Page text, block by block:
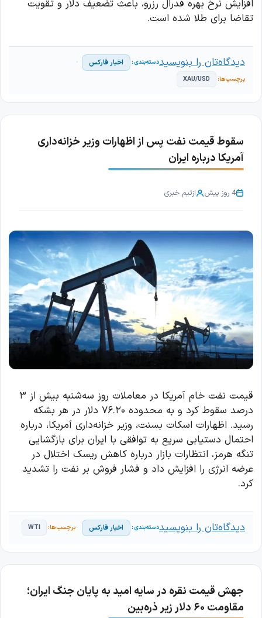
افزایش نرخ بهره فدرال رزرو، باعث تضعیف دلار و تقویت
تقاضا برای طلا شده است.
اخبار فارکس
XAU/USD
دیدگاه‌تان را بنویسید
سقوط قیمت نفت پس از اظهارات وزیر خزانه‌داری
آمریکا درباره ایران
4 روز پیش ازتیم خبری
قیمت نفت خام آمریکا در معاملات روز سه‌شنبه بیش از ۳
درصد سقوط کرد و به محدوده ۷۶.۲۰ دلار در هر بشکه
رسید. اظهارات اسکات بسنت، وزیر خزانه‌داری آمریکا، درباره
احتمال دستیابی سریع به توافقی با ایران برای بازگشایی
تنگه هرمز، انتظارات بازار درباره کاهش ریسک اختلال در
عرضه انرژی را افزایش داد و فشار فروش بر نفت را تشدید
کرد.
اخبار فارکس WTI دیدگاه‌تان را بنویسید
جهش قیمت نقره در سایه امید به پایان جنگ ایران؛
مقاومت ۶۰ دلار زیر ذره‌بین